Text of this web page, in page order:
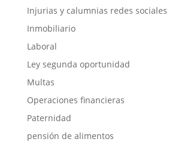
Injurias y calumnias redes sociales
Inmobiliario
Laboral
Ley segunda oportunidad
Multas
Operaciones financieras
Paternidad
pensión de alimentos